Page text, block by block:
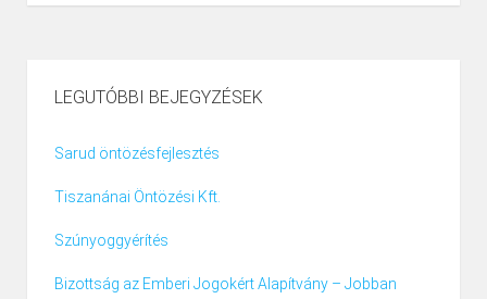
LEGUTÓBBI BEJEGYZÉSEK
Sarud öntözésfejlesztés
Tiszanánai Öntözési Kft.
Szúnyoggyérítés
Bizottság az Emberi Jogokért Alapítvány – Jobban